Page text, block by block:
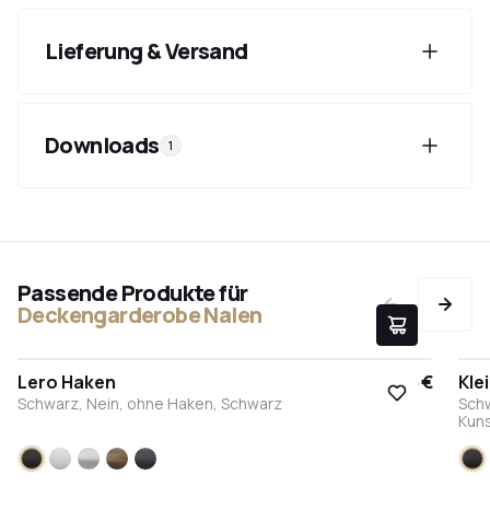
Lieferung & Versand
Downloads 1
Passende Produkte für
Deckengarderobe Nalen
Lero Haken 9,95 €
Schwarz, Nein, ohne Haken, Schwarz
Schwarz
WeißEdelstahl
BronzeAnthrazit